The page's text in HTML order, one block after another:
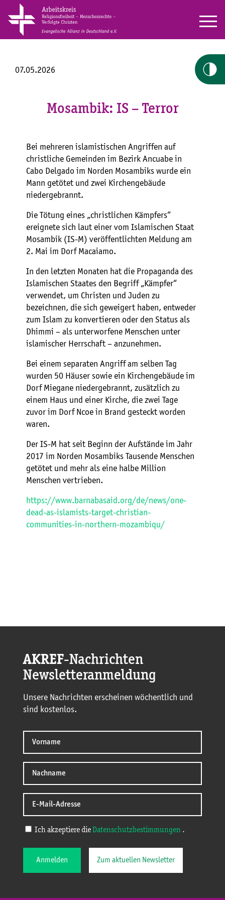
07.05.2026
Mosambik: IS – Terror
Bei mehreren islamistischen Angriffen auf
christliche Gemeinden im Bezirk Ancuabe in
Cabo Delgado im Norden Mosambiks wurde ein
Mann getötet und zwei Kirchengebäude
niedergebrannt.
Die Tötung eines „christlichen Kämpfers“
ereignete sich laut einer vom Islamischen Staat
Mosambik (IS-M) veröffentlichten Meldung am
2. Mai im Dorf Macaiamo.
In den letzten Monaten hat die Propaganda des
Islamischen Staates den Begriff „Kämpfer“
verwendet, um Christen und Juden zu
bezeichnen, die sich geweigert haben, entweder
zum Islam zu konvertieren oder den Status als
Dhimmi – als unterworfene Menschen unter
islamischer Herrschaft – anzunehmen.
Bei einem separaten Angriff am selben Tag
wurden 50 Häuser sowie ein Kirchengebäude im
Dorf Miegane niedergebrannt, zusätzlich zu
einem Haus und einer Kirche, die zwei Tage
zuvor im Dorf Ncoe in Brand gesteckt worden
waren.
Der IS-M hat seit Beginn der Aufstände im Jahr
2017 im Norden Mosambiks Tausende Menschen
getötet und mehr als eine halbe Million
Menschen vertrieben.
https://www.barnabasaid.org/de/news/one-
dead-as-islamists-target-christian-
communities-in-northern-mozambiqu/
AKREF-Nachrichten
Newsletteranmeldung
Unsere Nachrichten erscheinen wöchentlich und
sind kostenlos.
Ich akzeptiere die Datenschutzbestimmungen .
Anmelden Zum aktuellen Newsletter